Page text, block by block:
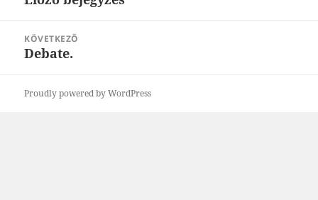
KÖVETKEZŐ
Következő
Debate.
Proudly powered by WordPress